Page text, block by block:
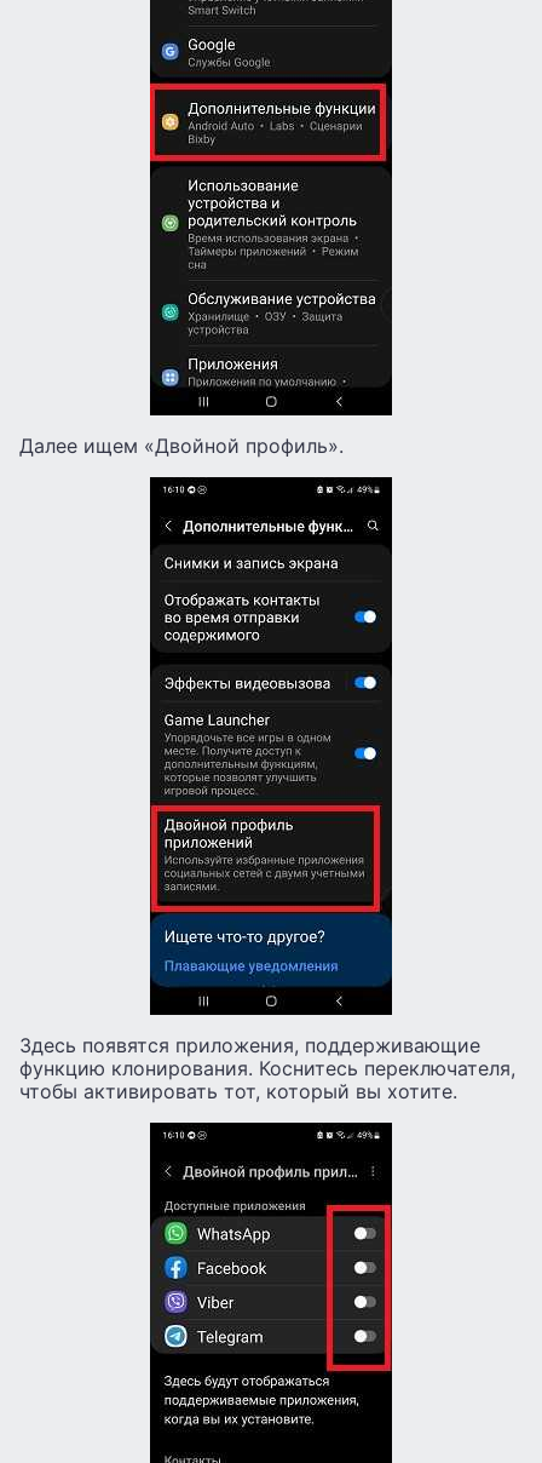
Далее ищем «Двойной профиль».
Здесь появятся приложения, поддерживающие
функцию клонирования. Коснитесь переключателя,
чтобы активировать тот, который вы хотите.